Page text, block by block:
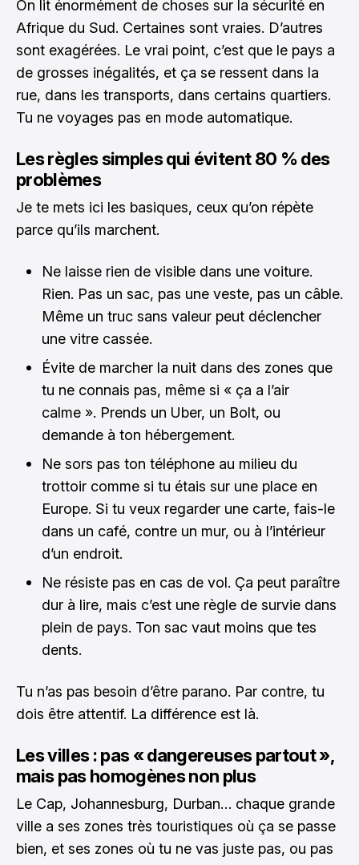
On lit énormément de choses sur la sécurité en
Afrique du Sud. Certaines sont vraies. D’autres
sont exagérées. Le vrai point, c’est que le pays a
de grosses inégalités, et ça se ressent dans la
rue, dans les transports, dans certains quartiers.
Tu ne voyages pas en mode automatique.
Les règles simples qui évitent 80 % des
problèmes
Je te mets ici les basiques, ceux qu’on répète
parce qu’ils marchent.
Ne laisse rien de visible dans une voiture.
Rien. Pas un sac, pas une veste, pas un câble.
Même un truc sans valeur peut déclencher
une vitre cassée.
Évite de marcher la nuit dans des zones que
tu ne connais pas, même si « ça a l’air
calme ». Prends un Uber, un Bolt, ou
demande à ton hébergement.
Ne sors pas ton téléphone au milieu du
trottoir comme si tu étais sur une place en
Europe. Si tu veux regarder une carte, fais-le
dans un café, contre un mur, ou à l’intérieur
d’un endroit.
Ne résiste pas en cas de vol. Ça peut paraître
dur à lire, mais c’est une règle de survie dans
plein de pays. Ton sac vaut moins que tes
dents.
Tu n’as pas besoin d’être parano. Par contre, tu
dois être attentif. La différence est là.
Les villes : pas « dangereuses partout »,
mais pas homogènes non plus
Le Cap, Johannesburg, Durban… chaque grande
ville a ses zones très touristiques où ça se passe
bien, et ses zones où tu ne vas juste pas, ou pas